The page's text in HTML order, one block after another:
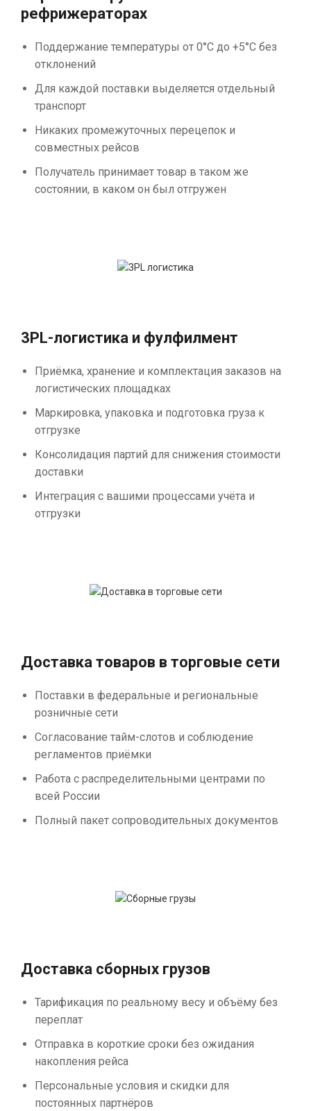
рефрижераторах
Поддержание температуры от 0°С до +5°С без
отклонений
Для каждой поставки выделяется отдельный
транспорт
Никаких промежуточных перецепок и
совместных рейсов
Получатель принимает товар в таком же
состоянии, в каком он был отгружен
3PL-логистика и фулфилмент
Приёмка, хранение и комплектация заказов на
логистических площадках
Маркировка, упаковка и подготовка груза к
отгрузке
Консолидация партий для снижения стоимости
доставки
Интеграция с вашими процессами учёта и
отгрузки
Доставка товаров в торговые сети
Поставки в федеральные и региональные
розничные сети
Согласование тайм-слотов и соблюдение
регламентов приёмки
Работа с распределительными центрами по
всей России
Полный пакет сопроводительных документов
Доставка сборных грузов
Тарификация по реальному весу и объёму без
переплат
Отправка в короткие сроки без ожидания
накопления рейса
Персональные условия и скидки для
постоянных партнёров